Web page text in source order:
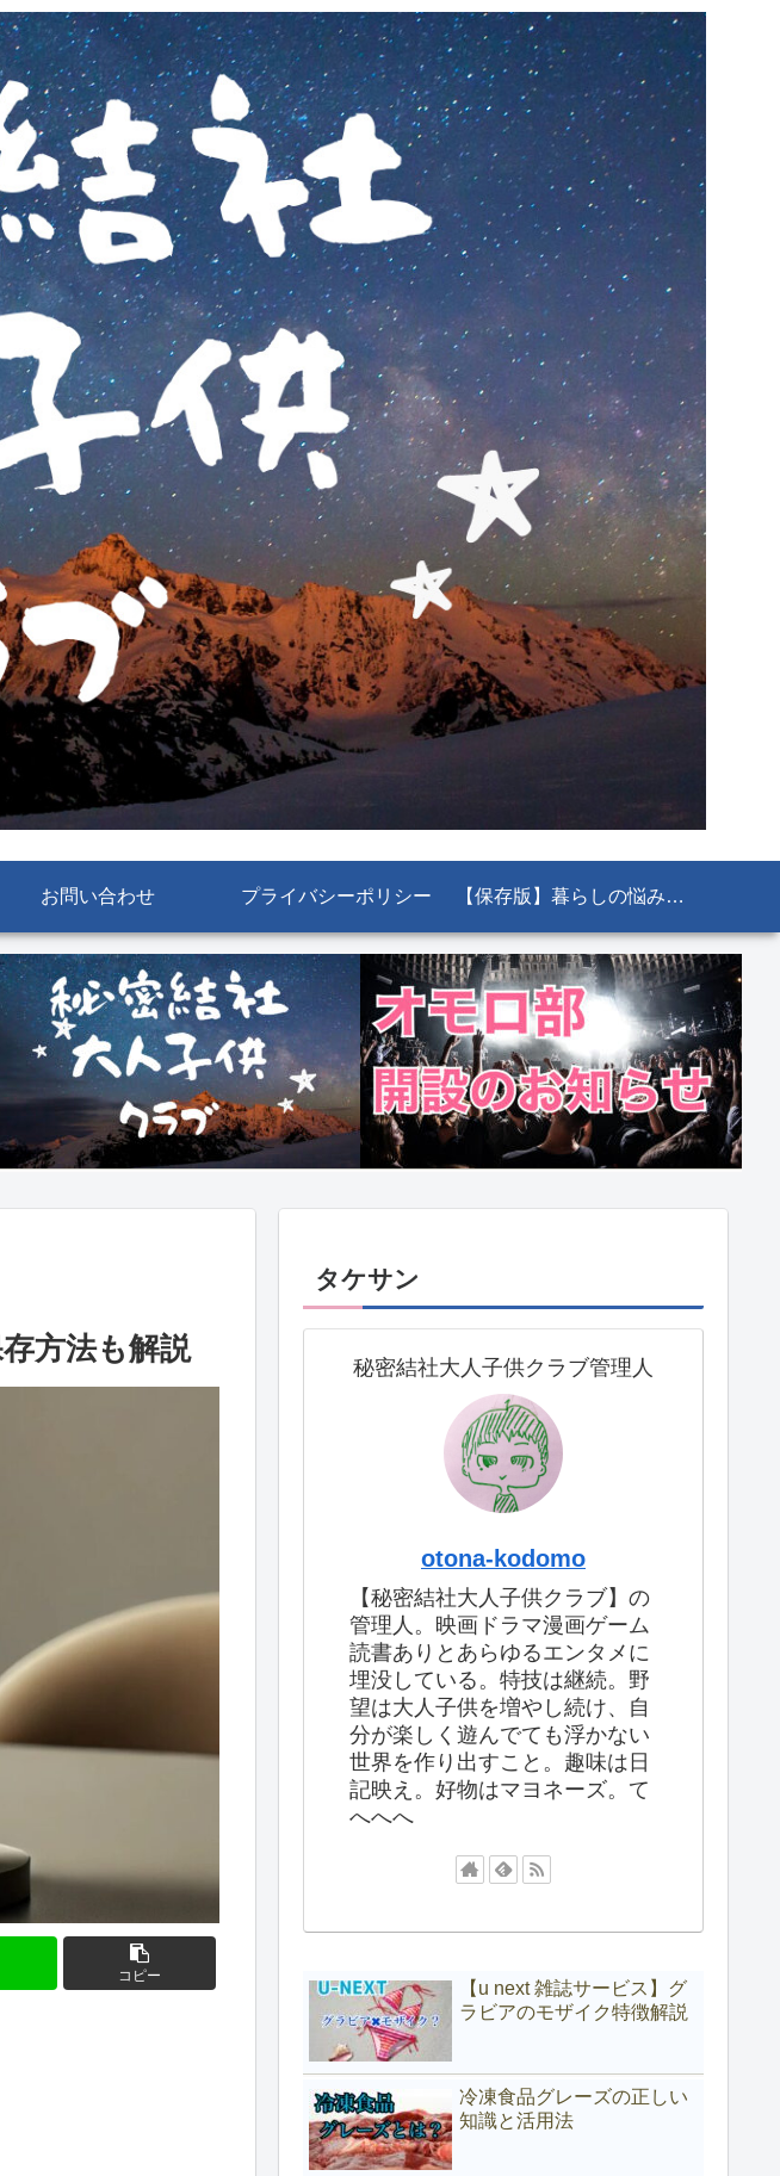
お問い合わせ プライバシーポリシー 【保存版】暮らしの悩み解決！知っておくと絶対役立つ公的機関＆お役立ちサイト11選
方法も解説
コピー
タケサン
秘密結社大人子供クラブ管理人
otona-kodomo
【秘密結社大人子供クラブ】の
管理人。映画ドラマ漫画ゲーム
読書ありとあらゆるエンタメに
埋没している。特技は継続。野
望は大人子供を増やし続け、自
分が楽しく遊んでても浮かない
世界を作り出すこと。趣味は日
記映え。好物はマヨネーズ。て
へへへ
【u next 雑誌サービス】グ
ラビアのモザイク特徴解説
冷凍食品グレーズの正しい
知識と活用法